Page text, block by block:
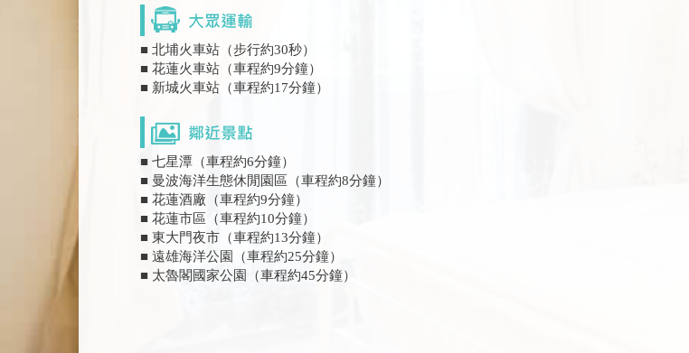
■ 北埔火車站（步行約30秒）
■ 花蓮火車站（車程約9分鐘）
■ 新城火車站（車程約17分鐘）
■ 七星潭（車程約6分鐘）
■ 曼波海洋生態休閒園區（車程約8分鐘）
■ 花蓮酒廠（車程約9分鐘）
■ 花蓮市區（車程約10分鐘）
■ 東大門夜市（車程約13分鐘）
■ 遠雄海洋公園（車程約25分鐘）
■ 太魯閣國家公園（車程約45分鐘）